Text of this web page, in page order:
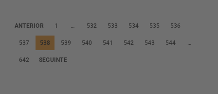
P
a
g
ANTERIOR 1 … 532 533 534 535 536
537 538 539 540 541 542 543 544 …
642 SEGUINTE